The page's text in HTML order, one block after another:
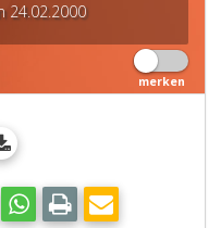
24.02.2000
merken